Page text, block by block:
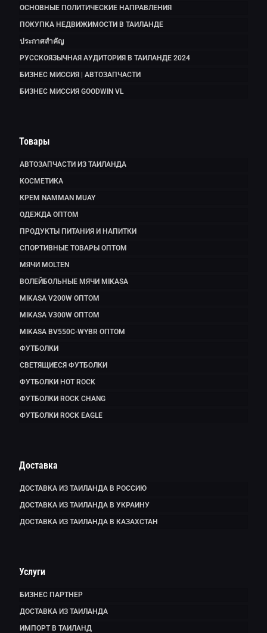
ОСНОВНЫЕ ПОЛИТИЧЕСКИЕ НАПРАВЛЕНИЯ
ПОКУПКА НЕДВИЖИМОСТИ В ТАИЛАНДЕ
ประกาศสำคัญ
РУССКОЯЗЫЧНАЯ АУДИТОРИЯ В ТАИЛАНДЕ 2024
БИЗНЕС МИССИЯ | АВТОЗАПЧАСТИ
БИЗНЕС МИССИЯ GOODWIN VL
Товары
АВТОЗАПЧАСТИ ИЗ ТАИЛАНДА
КОСМЕТИКА
КРЕМ NAMMAN MUAY
ОДЕЖДА ОПТОМ
ПРОДУКТЫ ПИТАНИЯ И НАПИТКИ
СПОРТИВНЫЕ ТОВАРЫ ОПТОМ
МЯЧИ MOLTEN
ВОЛЕЙБОЛЬНЫЕ МЯЧИ MIKASA
MIKASA V200W ОПТОМ
MIKASA V300W ОПТОМ
MIKASA BV550C-WYBR ОПТОМ
ФУТБОЛКИ
СВЕТЯЩИЕСЯ ФУТБОЛКИ
ФУТБОЛКИ HOT ROCK
ФУТБОЛКИ ROCK CHANG
ФУТБОЛКИ ROCK EAGLE
Доставка
ДОСТАВКА ИЗ ТАИЛАНДА В РОССИЮ
ДОСТАВКА ИЗ ТАИЛАНДА В УКРАИНУ
ДОСТАВКА ИЗ ТАИЛАНДА В КАЗАХСТАН
Услуги
БИЗНЕС ПАРТНЕР
ДОСТАВКА ИЗ ТАИЛАНДА
ИМПОРТ В ТАИЛАНД